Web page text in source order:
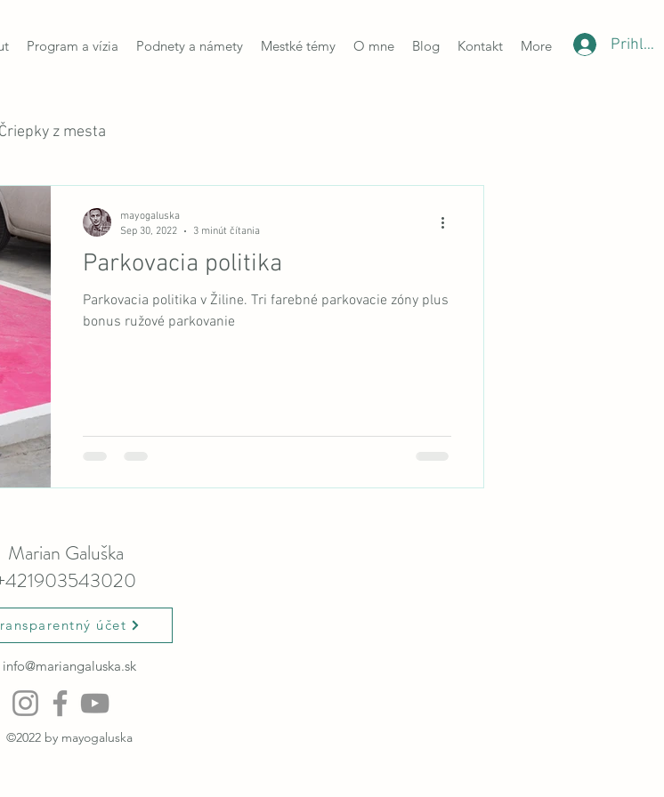
Program a vízia Podnety a námety Mestké témy O mne Blog Kontakt More
Čriepky z mesta
Parkovacia politika
Parkovacia politika v Žiline. Tri farebné parkovacie zóny plus
bonus ružové parkovanie
mayogaluska
Sep 30, 2022
3 minút čítania
Marian Galuška
účet
info@mariangaluska.sk
©2022 by mayogaluska